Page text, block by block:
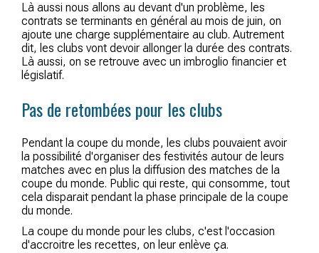
Là aussi nous allons au devant d'un problème, les
contrats se terminants en général au mois de juin, on
ajoute une charge supplémentaire au club. Autrement
dit, les clubs vont devoir allonger la durée des contrats.
Là aussi, on se retrouve avec un imbroglio financier et
législatif.
Pas de retombées pour les clubs
Pendant la coupe du monde, les clubs pouvaient avoir
la possibilité d'organiser des festivités autour de leurs
matches avec en plus la diffusion des matches de la
coupe du monde. Public qui reste, qui consomme, tout
cela disparait pendant la phase principale de la coupe
du monde.
La coupe du monde pour les clubs, c'est l'occasion
d'accroitre les recettes, on leur enlève ça.